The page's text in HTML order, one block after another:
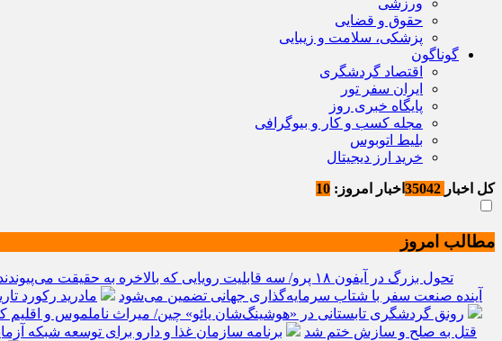
ورزشی
حقوق و قضایی
پزشکی، سلامت و زیبایی
گوناگون
اقتصاد گردشگری
ایران سفر تور
پایگاه خبری روز
مجله کسب و کار و بیوگرافی
بلیط اتوبوس
خرید ارز دیجیتال
کل اخبار اخبار امروز: 10
مطالب امروز
تحول بزرگ در آیفون ۱۸ پرو/ سه قابلیت رویایی که بالاخره به حقیقت می‌پیوندند
تریلیون دلار گذشت/ WTTC: آینده صنعت سفر با شتاب سرمایه‌گذاری جهانی تضمین می‌شود
مادرید رکورد
رونق گردشگری تابستانی در «هوشینگ‌شان یائو» چین/ میراث ناملموس و اقلیم
قتل به صلح و سازش ختم شد
برنامه سازمان غذا و دارو برای توسعه شبکه